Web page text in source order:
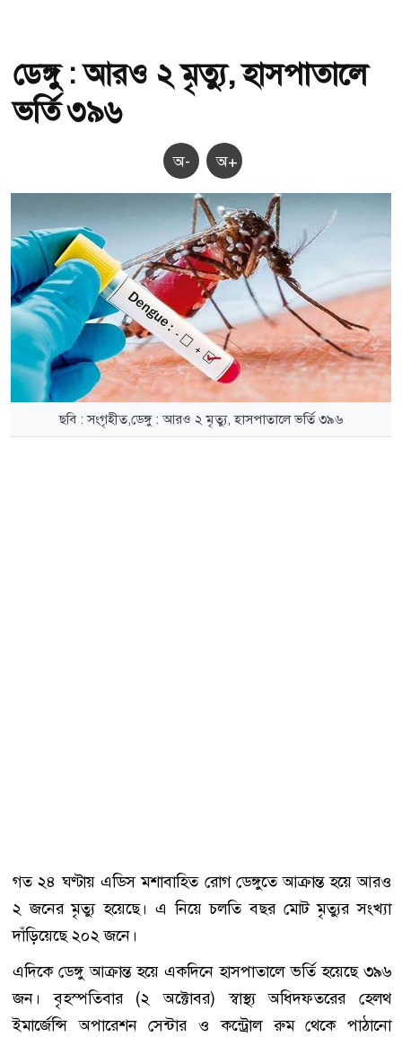
ডেঙ্গু : আরও ২ মৃত্যু, হাসপাতালে
ভর্তি ৩৯৬
অ- অ+
ছবি : সংগৃহীত,ডেঙ্গু : আরও ২ মৃত্যু, হাসপাতালে ভর্তি ৩৯৬
গত ২৪ ঘণ্টায় এডিস মশাবাহিত রোগ ডেঙ্গুতে আক্রান্ত হয়ে আরও
২ জনের মৃত্যু হয়েছে। এ নিয়ে চলতি বছর মোট মৃত্যুর সংখ্যা
দাঁড়িয়েছে ২০২ জনে।
এদিকে ডেঙ্গু আক্রান্ত হয়ে একদিনে হাসপাতালে ভর্তি হয়েছে ৩৯৬
জন। বৃহস্পতিবার (২ অক্টোবর) স্বাস্থ্য অধিদফতরের হেলথ
ইমার্জেন্সি অপারেশন সেন্টার ও কন্ট্রোল রুম থেকে পাঠানো